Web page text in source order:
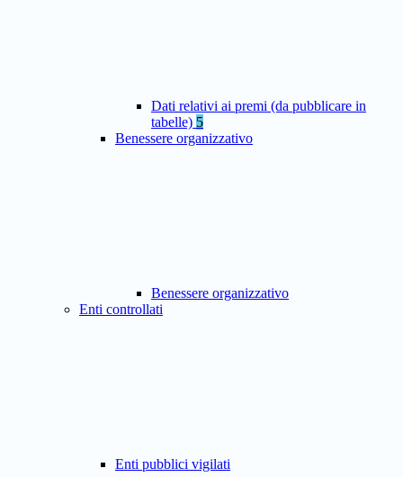
Dati relativi ai premi (da pubblicare in
tabelle) 5
Benessere organizzativo
Benessere organizzativo
Enti controllati
Enti pubblici vigilati